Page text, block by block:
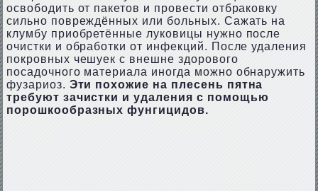
освободить от пакетов и провести отбраковку
сильно повреждённых или больных. Сажать на
клумбу приобретённые луковицы нужно после
очистки и обработки от инфекций. После удаления
покровных чешуек с внешне здорового
посадочного материала иногда можно обнаружить
фузариоз. Эти похожие на плесень пятна
требуют зачистки и удаления с помощью
порошкообразных фунгицидов.